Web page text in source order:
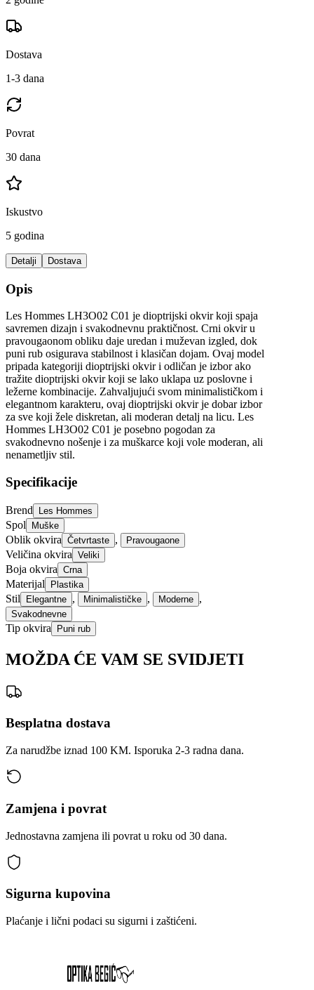
Dostava
1-3 dana
Povrat
30 dana
Iskustvo
5 godina
Detalji Dostava
Opis
Les Hommes LH3O02 C01 je dioptrijski okvir koji spaja
savremen dizajn i svakodnevnu praktičnost. Crni okvir u
pravougaonom obliku daje uredan i muževan izgled, dok
puni rub osigurava stabilnost i klasičan dojam. Ovaj model
pripada kategoriji dioptrijski okvir i odličan je izbor ako
tražite dioptrijski okvir koji se lako uklapa uz poslovne i
ležerne kombinacije. Zahvaljujući svom minimalističkom i
elegantnom karakteru, ovaj dioptrijski okvir je dobar izbor
za sve koji žele diskretan, ali moderan detalj na licu. Les
Hommes LH3O02 C01 je posebno pogodan za
svakodnevno nošenje i za muškarce koji vole moderan, ali
nenametljiv stil.
Specifikacije
Brend Les Hommes
Spol Muške
Oblik okvira Četvrtaste , Pravougaone
Veličina okvira Veliki
Boja okvira Crna
Materijal Plastika
Stil Elegantne , Minimalističke , Moderne ,
Svakodnevne
Tip okvira Puni rub
MOŽDA ĆE VAM SE SVIDJETI
Besplatna dostava
Za narudžbe iznad 100 KM. Isporuka 2-3 radna dana.
Zamjena i povrat
Jednostavna zamjena ili povrat u roku od 30 dana.
Sigurna kupovina
Plaćanje i lični podaci su sigurni i zaštićeni.